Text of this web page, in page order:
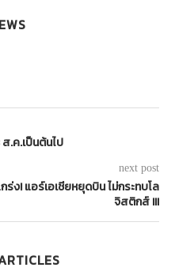
.ค.เป็นต้นไป
next post
ง! แอร์เอเชียหยุดบิน ไม่กระทบโล
จิสติกส์ III